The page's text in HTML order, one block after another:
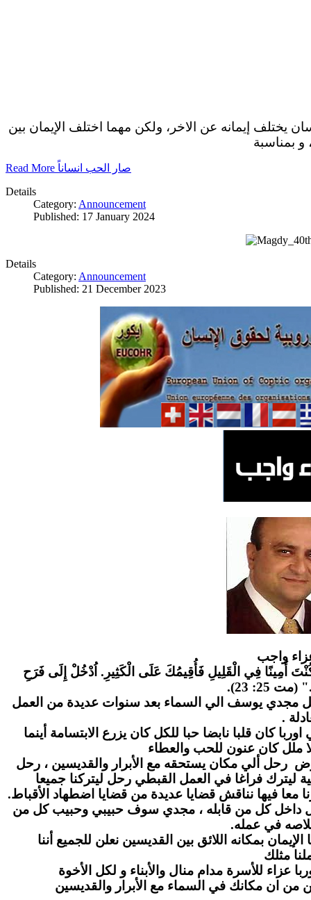
يختلف إيمانه عن الاخر، ولكن مهما اختلف الإيمان بين
و بمناسبة
Read More صار الحب انساناً
Details
Category: Announcement
Published: 17 January 2024
Details
Category: Announcement
Published: 21 December 2023
واجب
أَمِينًا فِي الْقَلِيلِ فَأُقِيمُكَ عَلَى الْكَثِيرِ. اُدْخُلْ إِلَى فَرَحِ
25: 23).
مجدي يوسف الي السماء بعد سنوات عديدة من العمل
.
كان قلبا نابضا حبا للكل كان يزرع الابتسامة أينما
ملل كان عنون للحب والعطاء
رحل ألي مكان يستحقه مع الأبرار والقديسين ، رحل
ليترك فراغا في العمل القبطي رحل ليتركنا جميعا
فيها نناقش قضايا عديدة من قضايا اضطهاد الأقباط.
داخل كل من قابله ، مجدي سوف حبيبي وحبيب كل من
في عمله.
بمكانه اللائق بين القديسين نعلن للجميع أننا
مثلك
عزاء للأسرة مدام منال والأبناء و لكل الأخوة
من ان مكانك في السماء مع الأبرار والقديسين